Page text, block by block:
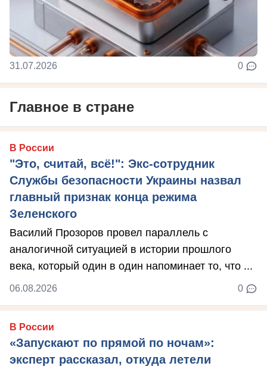
31.07.2026 0
Главное в стране
В России
"Это, считай, всё!": Экс-сотрудник
Службы безопасности Украины назвал
главный признак конца режима
Зеленского
Василий Прозоров провел параллель с
аналогичной ситуацией в истории прошлого
века, который один в один напоминает то, что ...
06.08.2026 0
В России
«Запускают по прямой по ночам»:
эксперт рассказал, откуда летели